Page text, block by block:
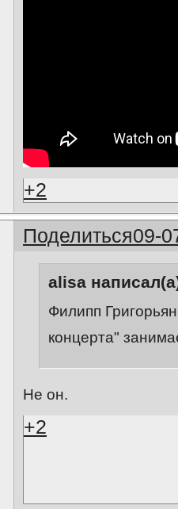
+2
Поделиться09-
alisa
Филипп
концерта"
Не он.
+2